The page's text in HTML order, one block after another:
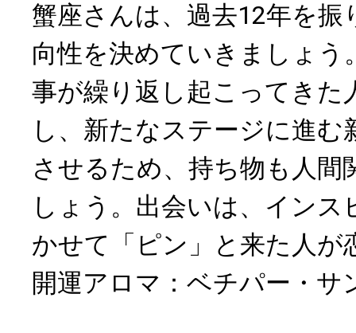
蟹座さんは、過去12年を振
向性を決めていきましょう
事が繰り返し起こってきた
し、新たなステージに進む
させるため、持ち物も人間
しょう。出会いは、イン
かせて「ピン」と来た人が
開運アロマ：ベチパー・サ